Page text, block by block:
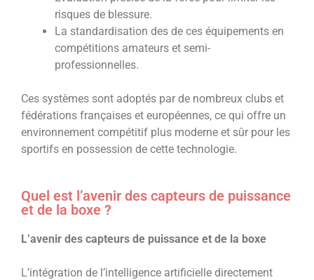
risques de blessure.
La standardisation des de ces équipements en
compétitions amateurs et semi-
professionnelles.
Ces systèmes sont adoptés par de nombreux clubs et
fédérations françaises et européennes, ce qui offre un
environnement compétitif plus moderne et sûr pour les
sportifs en possession de cette technologie.
Quel est l’avenir des capteurs de puissance
et de la boxe ?
L’avenir des capteurs de puissance et de la boxe
L’intégration de l’intelligence artificielle directement